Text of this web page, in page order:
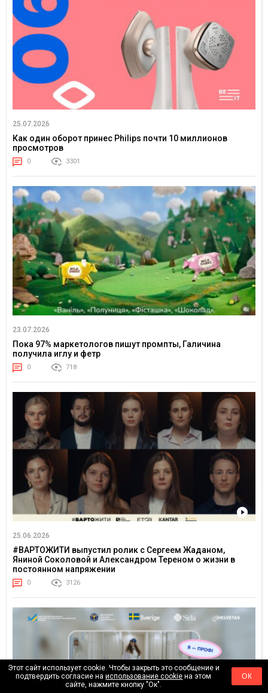
25.07.2026
Как один оборот принес Philips почти 10 миллионов
просмотров
0 3301
23.07.2026
Пока 97% маркетологов пишут промпты, Галичина
получила иглу и фетр
0 718
25.06.2026
#ВАРТОЖИТИ выпустил ролик с Сергеем Жаданом,
Яниной Соколовой и Александром Тереном о жизни в
постоянном напряжении
0 3126
Этот сайт использует cookie. Чтобы закрыть это сообщение и
подтвердить согласие наиспользование cookie на этом
сайте, нажмите кнопку "Ок".
ОК